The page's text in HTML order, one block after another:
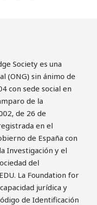
Society es una
(ONG) sin ánimo de
con sede social en
de la
de 26 de
en el
de España con
Investigación y el
del
La Foundation for
jurídica y
de Identificación